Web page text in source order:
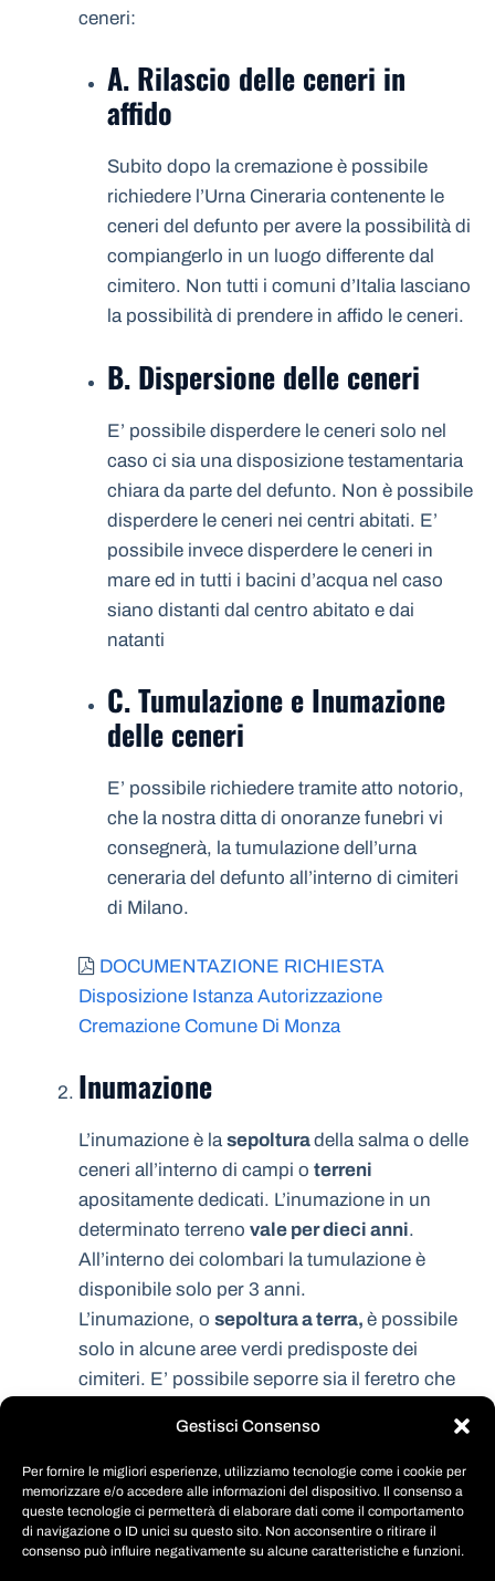
Gestisci Consenso
Per fornire le migliori esperienze, utilizziamo tecnologie come i cookie per
memorizzare e/o accedere alle informazioni del dispositivo. Il consenso a
queste tecnologie ci permetterà di elaborare dati come il comportamento
di navigazione o ID unici su questo sito. Non acconsentire o ritirare il
consenso può influire negativamente su alcune caratteristiche e funzioni.
ceneri:
A. Rilascio delle ceneri in
affido
Subito dopo la cremazione è possibile
richiedere l’Urna Cineraria contenente le
ceneri del defunto per avere la possibilità di
compiangerlo in un luogo differente dal
cimitero. Non tutti i comuni d’Italia lasciano
la possibilità di prendere in affido le ceneri.
B. Dispersione delle ceneri
E’ possibile disperdere le ceneri solo nel
caso ci sia una disposizione testamentaria
chiara da parte del defunto. Non è possibile
disperdere le ceneri nei centri abitati. E’
possibile invece disperdere le ceneri in
mare ed in tutti i bacini d’acqua nel caso
siano distanti dal centro abitato e dai
natanti
C. Tumulazione e Inumazione
delle ceneri
E’ possibile richiedere tramite atto notorio,
che la nostra ditta di onoranze funebri vi
consegnerà, la tumulazione dell’urna
ceneraria del defunto all’interno di cimiteri
di Milano.
DOCUMENTAZIONE RICHIESTA
Disposizione Istanza Autorizzazione
Cremazione Comune Di Monza
Inumazione
L’inumazione è lasepolturadella salma o delle
ceneri all’interno di campi o terreni
apositamente dedicati. L’inumazione in un
determinato terreno vale per dieci anni.
All’interno dei colombari la tumulazione è
disponibile solo per 3 anni.
L’inumazione, o sepoltura a terra, è possibile
solo in alcune aree verdi predisposte dei
cimiteri. E’ possibile seporre sia il feretro che
salma è vostro per dieci anni, dopo di che si
passera alla esumazione ordinaria ed alla
eventuale riassegnazione del posto.
Tumulazione